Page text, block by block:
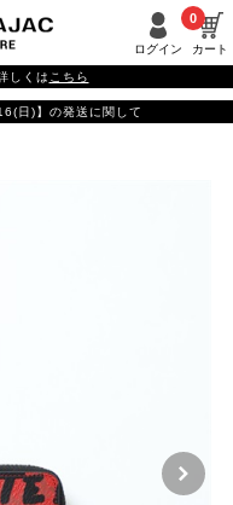
ログイン カート
0
しくは こちら
日)】の発送に関して